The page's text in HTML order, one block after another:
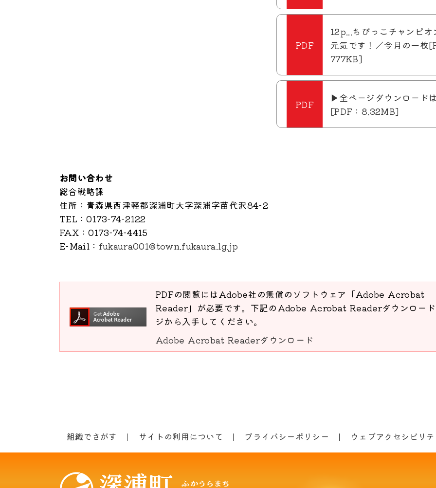
12p...ちびっこチャンピオ
元気です！／今月の一枚
777KB]
▶全ページダウンロード
[PDF：8.32MB]
お問い合わせ
総合戦略課
住所 ：青森県西津軽郡深浦町大字深浦字苗代沢84-2
TEL ：0173-74-2122
FAX ：0173-74-4415
E-Mail ： fukaura001@town.fukaura.lg.jp
PDFの閲覧にはAdobe社の無償のソフトウェア「Adobe Acrobat
Reader」が必要です。下記のAdobe Acrobat Readerダウンロード
ジから入手してください。
Adobe Acrobat Readerダウンロード
組織でさがす サイトの利用について プライバシーポリシー ウェブアクセシビリテ